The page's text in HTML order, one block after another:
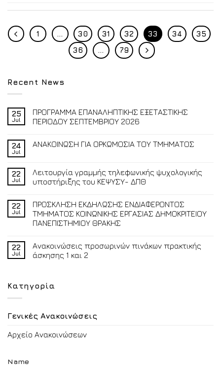
1 … 30 31 32 33 34
35
36
… 79
Recent News
25
Jul
ΠΡΟΓΡΑΜΜΑ ΕΠΑΝΑΛΗΠΤΙΚΗΣ ΕΞΕΤΑΣΤΙΚΗΣ
ΠΕΡΙΟΔΟΥ ΣΕΠΤΕΜΒΡΙΟΥ 2026
24
Jul
ΑΝΑΚΟΙΝΩΣΗ ΓΙΑ ΟΡΚΩΜΟΣΙΑ ΤΟΥ ΤΜΗΜΑΤΟΣ
22
Jul
Λειτουργία γραμμής τηλεφωνικής ψυχολογικής
υποστήριξης του ΚΕΨΥΣΥ- ΔΠΘ
22
Jul
ΠΡΟΣΚΛΗΣΗ ΕΚΔΗΛΩΣΗΣ ΕΝΔΙΑΦΕΡΟΝΤΟΣ
ΤΜΗΜΑΤΟΣ ΚΟΙΝΩΝΙΚΗΣ ΕΡΓΑΣΙΑΣ ΔΗΜΟΚΡΙΤΕΙΟΥ
ΠΑΝΕΠΙΣΤΗΜΙΟΥ ΘΡΑΚΗΣ
22
Jul
Ανακοινώσεις προσωρινών πινάκων πρακτικής
άσκησης 1 και 2
Κατηγορία
Γενικές Ανακοινώσεις
Αρχείο Ανακοινώσεων
Name